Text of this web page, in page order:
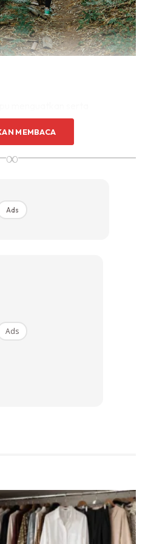
anggota fizikal serta
tidak memerlukan
khas. Jarak perjalanan
yang terbaik
MEMBACA
∞
Ads
Ads